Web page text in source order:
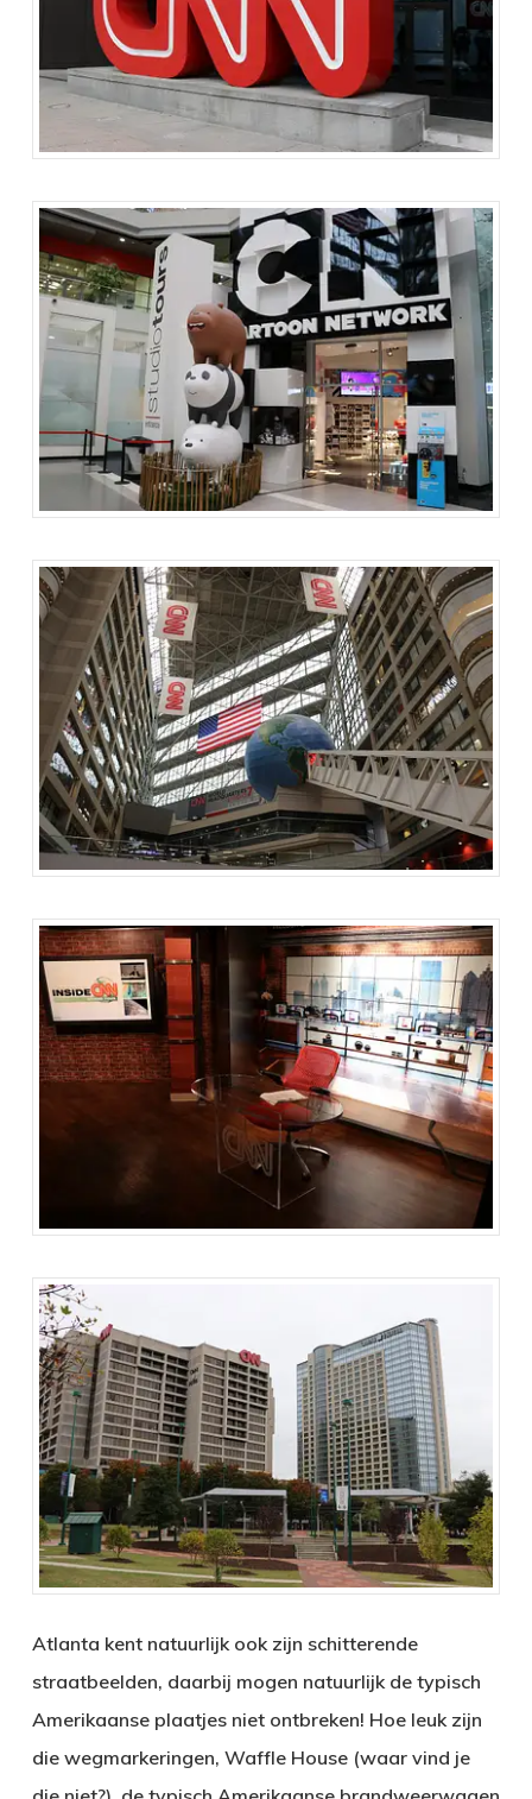
Atlanta kent natuurlijk ook zijn schitterende
straatbeelden, daarbij mogen natuurlijk de typisch
Amerikaanse plaatjes niet ontbreken! Hoe leuk zijn
die wegmarkeringen, Waffle House (waar vind je